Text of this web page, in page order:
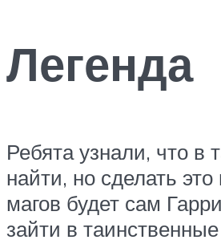
Легенда
Ребята узнали, что в
найти, но сделать
магов будет сам
зайти в